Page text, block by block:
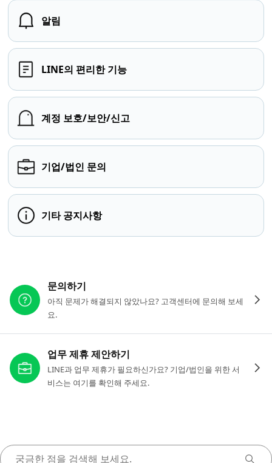
알림
LINE의 편리한 기능
계정 보호/보안/신고
기업/법인 문의
기타 공지사항
문의하기
아직 문제가 해결되지 않았나요? 고객센터에 문의해 보세
요.
업무 제휴 제안하기
LINE과 업무 제휴가 필요하신가요? 기업/법인을 위한 서
비스는 여기를 확인해 주세요.